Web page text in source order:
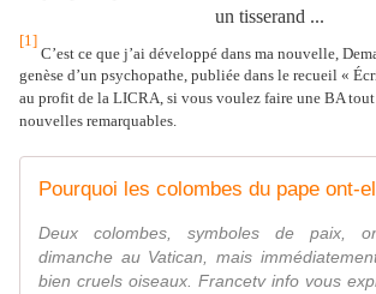
un tisserand ...
[1]
C’est ce que j’ai développé dans ma nouvelle,
genèse d’un psychopathe, publiée dans le recueil «
au profit de la LICRA, si vous voulez faire une BA
nouvelles remarquables.
Deux colombes, symboles de paix,
dimanche au Vatican, mais
bien cruels oiseaux. Francetv info vous